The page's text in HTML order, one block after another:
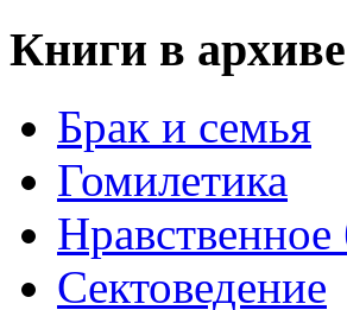
Книги в архиве
Брак и семья
Гомилетика
Нравственное
Сектоведение